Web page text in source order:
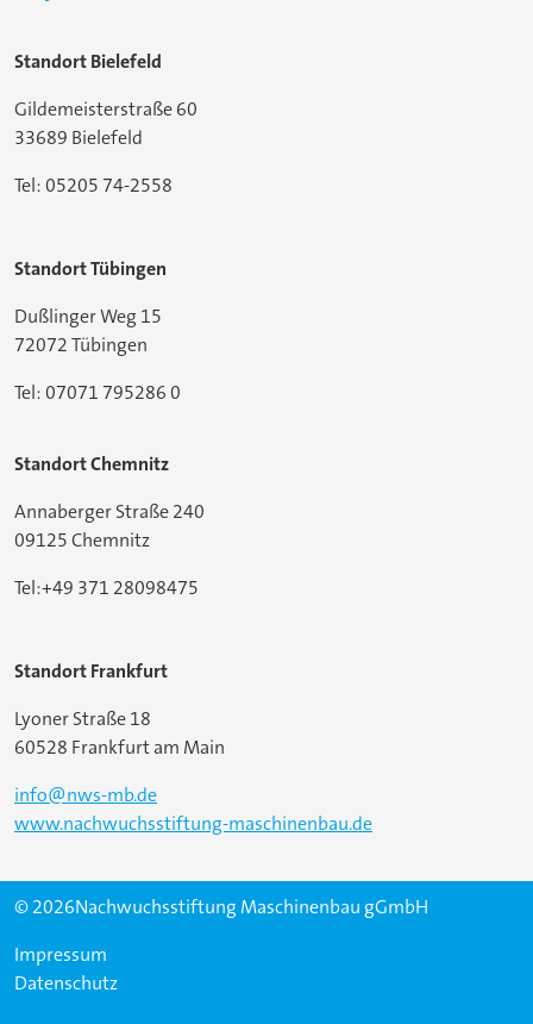
Standort Bielefeld
Gildemeisterstraße 60
33689 Bielefeld
Tel: 05205 74-2558
Standort Tübingen
Dußlinger Weg 15
72072 Tübingen
Tel: 07071 795286 0
Standort Chemnitz
Annaberger Straße 240
09125 Chemnitz
Tel:+49 371 28098475
Standort Frankfurt
Lyoner Straße 18
60528 Frankfurt am Main
info@nws-mb.de
www.nachwuchsstiftung-maschinenbau.de
© 2026Nachwuchsstiftung Maschinenbau gGmbH
Impressum
Datenschutz